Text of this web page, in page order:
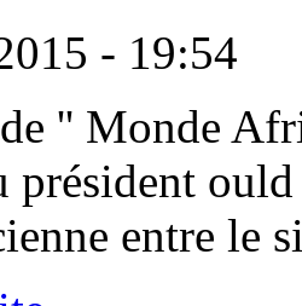
- 19:54
'' Monde
président
entre le